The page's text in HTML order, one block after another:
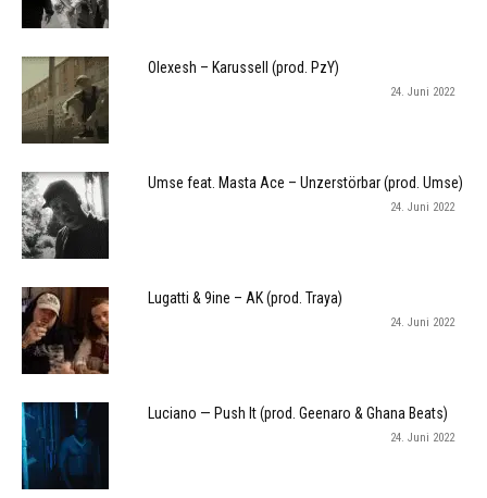
Olexesh – Karussell (prod. PzY)
24. Juni 2022
Umse feat. Masta Ace – Unzerstörbar (prod. Umse)
24. Juni 2022
Lugatti & 9ine – AK (prod. Traya)
24. Juni 2022
Luciano — Push It (prod. Geenaro & Ghana Beats)
24. Juni 2022